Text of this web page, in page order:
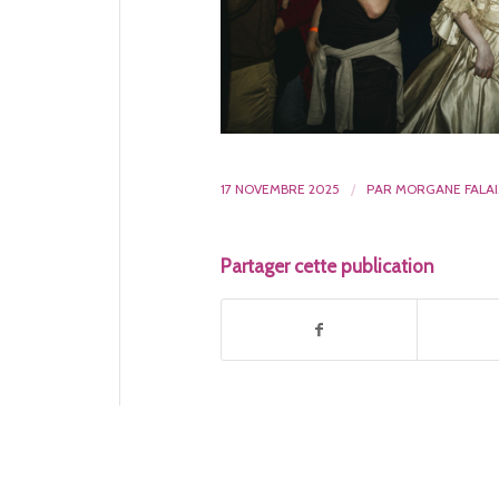
17 NOVEMBRE 2025 / PAR MORGANE
Partager cette publication